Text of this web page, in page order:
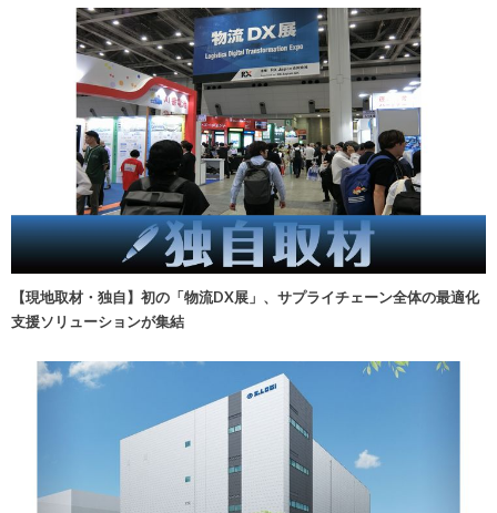
【現地取材・独自】初の「物流DX展」、サプライチェーン全体の最適化
支援ソリューションが集結